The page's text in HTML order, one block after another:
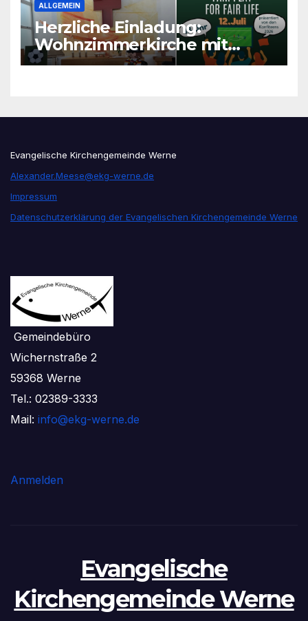
ALLGEMEIN
Herzliche Einladung:
Wohnzimmerkirche mit
unseren Konfis
Evangelische Kirchengemeinde Werne
Alexander.Meese@ekg-werne.de
Impressum
Datenschutzerklärung der Evangelischen Kirchengemeinde Werne
Gemeindebüro
Wichernstraße 2
59368 Werne
Tel.: 02389-3333
Mail: info@ekg-werne.de
Anmelden
Evangelische
Kirchengemeinde Werne